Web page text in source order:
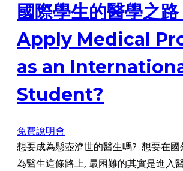
國際學生的醫學之
Apply Medical
as an
Student?
免費說明會
想要成為懸壺濟世的醫生嗎? 想要在
為醫生這條路上, 最困難的其實是進入